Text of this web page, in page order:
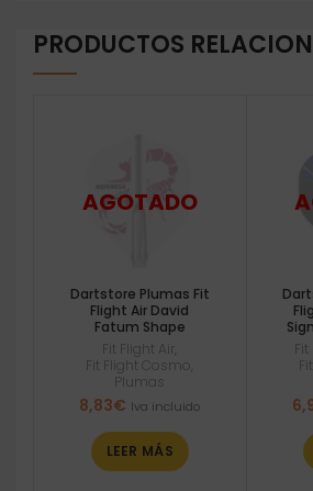
PRODUCTOS
Dartstore Plumas Fit
Flight Air David
Fatum Shape
Fit Flight Air
Fit Flight Cosmo
Plumas
8,83€ Iva incluido
LEER MÁS